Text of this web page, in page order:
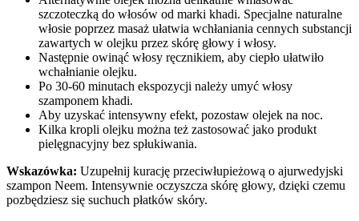
szczoteczką do włosów od marki khadi. Specjalne naturalne
włosie poprzez masaż ułatwia wchłaniania cennych substancji
zawartych w olejku przez skórę głowy i włosy.
Następnie owinąć włosy ręcznikiem, aby ciepło ułatwiło
wchałnianie olejku.
Po 30-60 minutach ekspozycji należy umyć włosy
szamponem khadi.
Aby uzyskać intensywny efekt, pozostaw olejek na noc.
Kilka kropli olejku można też zastosować jako produkt
pielęgnacyjny bez spłukiwania.
Wskazówka: Uzupełnij kurację przeciwłupieżową o ajurwedyjski
szampon Neem. Intensywnie oczyszcza skórę głowy, dzięki czemu
pozbędziesz się suchuch płatków skóry.